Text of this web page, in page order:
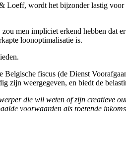
wordt het bijzonder lastig
men impliciet erkend hebben dat
loonoptimalisatie is.
Belgische fiscus (de Dienst
zijn weergegeven, en biedt de
die wil weten of zijn creatieve
voorwaarden als roerende